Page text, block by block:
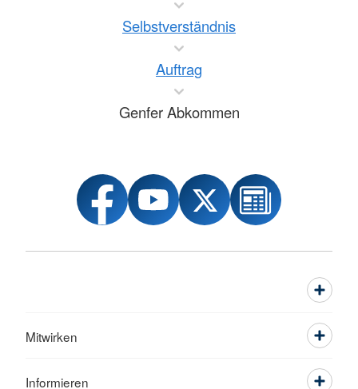
Selbstverständnis
Auftrag
Genfer Abkommen
Mitwirken
Informieren